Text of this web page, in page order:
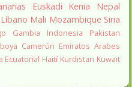
Euskadi Kenia
Nepal
Líbano Mali Mozambique Siria
Gambia Indonesia
Pakistan
Camerún Emiratos Arabes
Ecuatorial Haití Kurdistan Kuwait